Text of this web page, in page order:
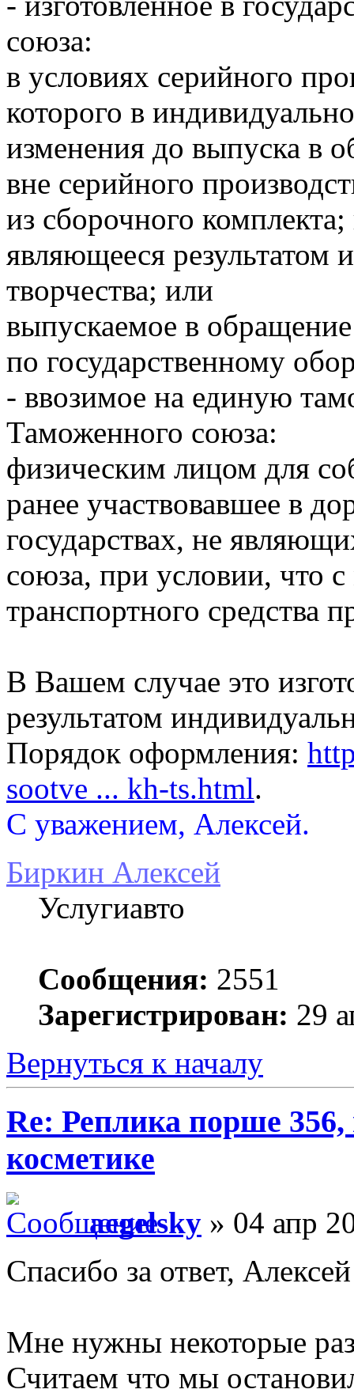
союза:
в условиях серийного
которого в
изменения до выпуска в
вне серийного
из сборочного
являющееся результатом
творчества; или
выпускаемое в
по государственному
- ввозимое на единую
Таможенного союза:
физическим лицом для
ранее участвовавшее в
государствах, не
союза, при условии, что
транспортного средства
В Вашем случае это
результатом
Порядок оформления:
sootve ... kh-ts.html.
С уважением, Алексей.
Биркин Алексей
Услугиавто
Сообщения: 2551
Зарегистрирован: 29
Вернуться к началу
Re: Реплика порше 356,
косметике
aegelsky » 04 апр
Спасибо за ответ,
Мне нужны некоторые
Считаем что мы